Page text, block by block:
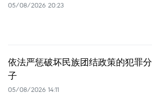
05/08/2026 20:23
依法严惩破坏民族团结政策的犯罪分
子
05/08/2026 14:11